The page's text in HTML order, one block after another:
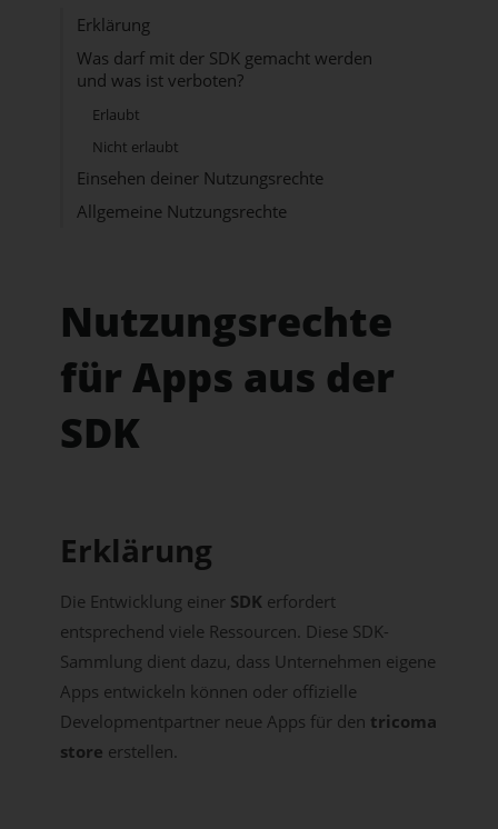
Erklärung
Was darf mit der SDK gemacht werden
und was ist verboten?
Erlaubt
Nicht erlaubt
Einsehen deiner Nutzungsrechte
Allgemeine Nutzungsrechte
Nutzungsrechte
für Apps aus der
SDK
Erklärung
Die Entwicklung einer SDK erfordert
entsprechend viele Ressourcen. Diese SDK-
Sammlung dient dazu, dass Unternehmen eigene
Apps entwickeln können oder offizielle
Developmentpartner neue Apps für den tricoma
store erstellen.